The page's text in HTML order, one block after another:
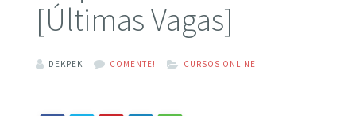
[Últimas Vagas]
DEKPEK COMENTE! CURSOS ONLINE